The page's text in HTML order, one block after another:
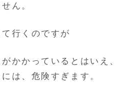
ん。
行くのですが
かかっているとはいえ、
は、危険すぎます。